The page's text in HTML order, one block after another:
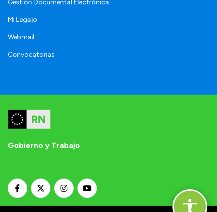
Gestión Documental Electrónica
Mi Legajo
Webmail
Convocatorias
Gobierno y Trabajo